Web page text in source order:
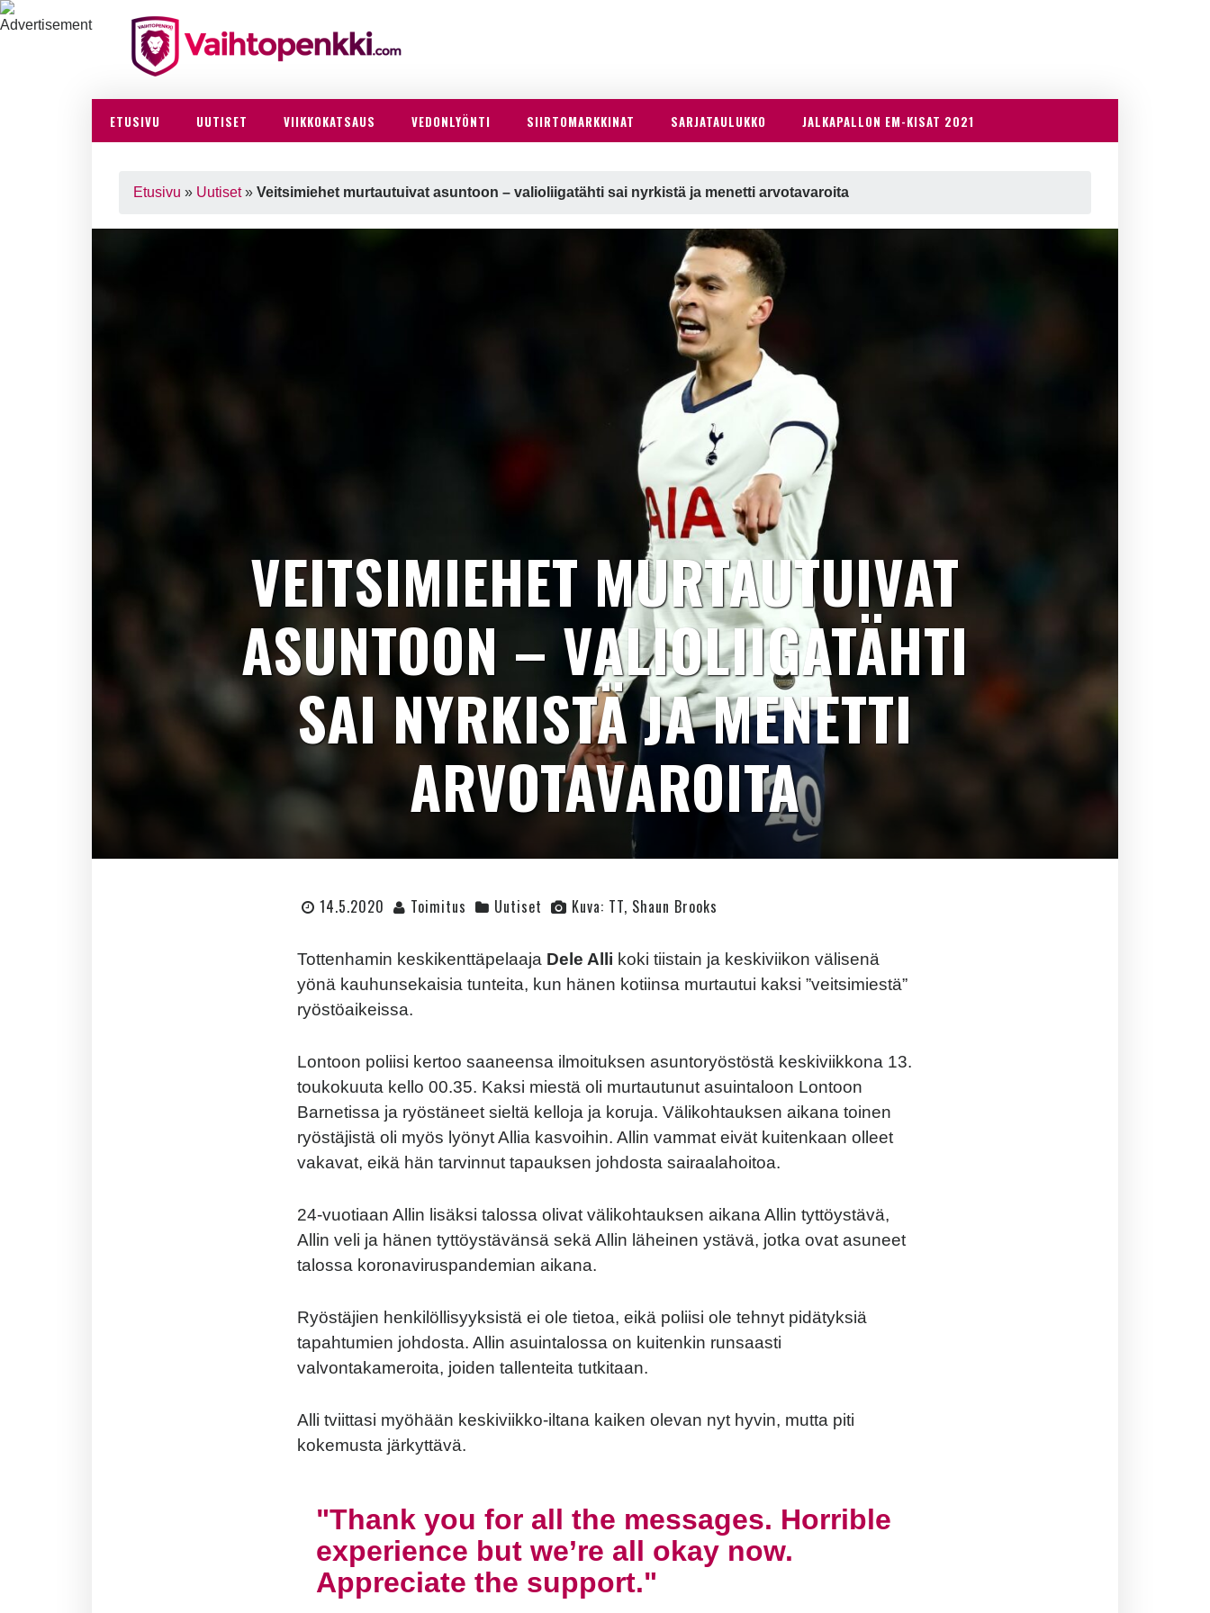
ETUSIVU UUTISET VIIKKOKATSAUS VEDONLYÖNTI SIIRTOMARKKINAT SARJATAULUKKO JALKAPALLON EM-KISAT 2021
Etusivu » Uutiset» Veitsimiehet murtautuivat asuntoon – valioliigatähti sai nyrkistä ja menetti arvotavaroita
VEITSIMIEHET MURTAUTUIVAT
ASUNTOON – VALIOLIIGATÄHTI
SAI NYRKISTÄ JA MENETTI
ARVOTAVAROITA
14.5.2020 Toimitus Uutiset Kuva: TT, Shaun Brooks
Tottenhamin keskikenttäpelaaja Dele Alli koki tiistain ja keskiviikon välisenä
yönä kauhunsekaisia tunteita, kun hänen kotiinsa murtautui kaksi ”veitsimiestä”
ryöstöaikeissa.
Lontoon poliisi kertoo saaneensa ilmoituksen asuntoryöstöstä keskiviikkona 13.
toukokuuta kello 00.35. Kaksi miestä oli murtautunut asuintaloon Lontoon
Barnetissa ja ryöstäneet sieltä kelloja ja koruja. Välikohtauksen aikana toinen
ryöstäjistä oli myös lyönyt Allia kasvoihin. Allin vammat eivät kuitenkaan olleet
vakavat, eikä hän tarvinnut tapauksen johdosta sairaalahoitoa.
24-vuotiaan Allin lisäksi talossa olivat välikohtauksen aikana Allin tyttöystävä,
Allin veli ja hänen tyttöystävänsä sekä Allin läheinen ystävä, jotka ovat asuneet
talossa koronaviruspandemian aikana.
Ryöstäjien henkilöllisyyksistä ei ole tietoa, eikä poliisi ole tehnyt pidätyksiä
tapahtumien johdosta. Allin asuintalossa on kuitenkin runsaasti
valvontakameroita, joiden tallenteita tutkitaan.
Alli tviittasi myöhään keskiviikko-iltana kaiken olevan nyt hyvin, mutta piti
kokemusta järkyttävä.
Thank you for all the messages. Horrible
experience but we’re all okay now.
Appreciate the support.